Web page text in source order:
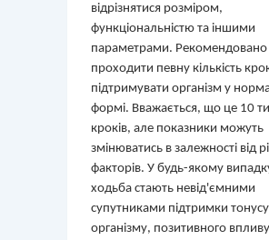
відрізнятися розміром,
функціональністю та іншими
параметрами.
проходити певну кількість
підтримувати організм у
формі. Вважається, що це 10
кроків, але показники можуть
змінюватись в залежності від
факторів. У будь-якому випадку
ходьба стають невід'ємними
супутниками підтримки тонусу
організму, позитивного